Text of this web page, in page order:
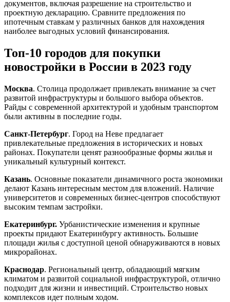
документов, включая разрешение на строительство и
проектную декларацию. Сравните предложения по
ипотечным ставкам у различных банков для нахождения
наиболее выгодных условий финансирования.
Топ-10 городов для покупки
новостройки в России в 2023 году
Москва. Столица продолжает привлекать внимание за счет
развитой инфраструктуры и большого выбора объектов.
Райды с современной архитектурой и удобным транспортом
были активны в последние годы.
Санкт-Петербург. Город на Неве предлагает
привлекательные предложения в исторических и новых
районах. Покупатели ценят разнообразные формы жилья и
уникальный культурный контекст.
Казань. Основные показатели динамичного роста экономики
делают Казань интересным местом для вложений. Наличие
университетов и современных бизнес-центров способствуют
высоким темпам застройки.
Екатеринбург. Урбанистические изменения и крупные
проекты придают Екатеринбургу активность. Большие
площади жилья с доступной ценой обнаруживаются в новых
микрорайонах.
Краснодар. Региональный центр, обладающий мягким
климатом и развитой социальной инфраструктурой, отлично
подходит для жизни и инвестиций. Строительство новых
комплексов идет полным ходом.